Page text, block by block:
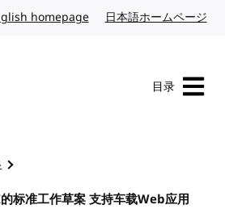
homepage英文日本語ホームページ
目录
标准工作草案 支持车载Web应用